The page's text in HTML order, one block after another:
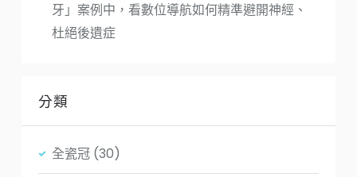
牙」案例中，看數位導航如何精準避開神經、
杜絕後遺症
分類
全瓷冠 (30)